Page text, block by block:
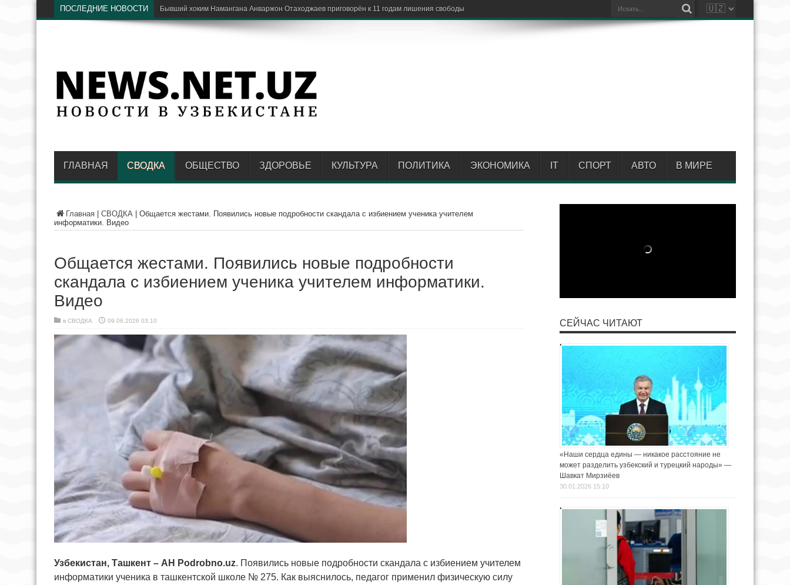
ПОСЛЕДНИЕ НОВОСТИ
ГЛАВНАЯ СВОДКА ОБЩЕСТВО ЗДОРОВЬЕ КУЛЬТУРА ПОЛИТИКА ЭКОНОМИКА IT СПОРТ АВТО В МИРЕ
Главная СВОДКА
Общается жестами. Появились новые подробности скандала с избиением ученика учителем
информатики. Видео
Общается жестами. Появились новые подробности
скандала с избиением ученика учителем информатики.
Видео
в СВОДКА 09.06.2026 03:10
Узбекистан, Ташкент – АН Podrobno.uz. Появились новые подробности скандала с избиением учителем
информатики ученика в ташкентской школе № 275. Как выяснилось, педагог применил физическую силу
СЕЙЧАС ЧИТАЮТ
«Наши сердца едины — никакое расстояние не
может разделить узбекский и турецкий народы» —
Шавкат Мирзиёев
30.01.2026 15:10